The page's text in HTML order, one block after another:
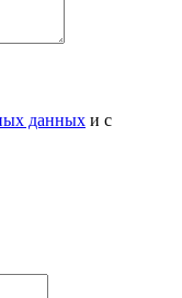
данных и с